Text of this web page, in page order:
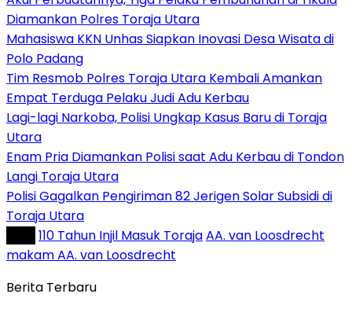
Diamankan Polres Toraja Utara
Mahasiswa KKN Unhas Siapkan Inovasi Desa Wisata di
Polo Padang
Tim Resmob Polres Toraja Utara Kembali Amankan
Empat Terduga Pelaku Judi Adu Kerbau
Lagi-lagi Narkoba, Polisi Ungkap Kasus Baru di Toraja
Utara
Enam Pria Diamankan Polisi saat Adu Kerbau di Tondon
Langi Toraja Utara
Polisi Gagalkan Pengiriman 82 Jerigen Solar Subsidi di
Toraja Utara
110 Tahun Injil Masuk TorajaAA. van Loosdrecht
makam AA. van Loosdrecht
Berita Terbaru